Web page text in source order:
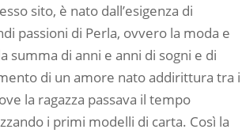
sito, è nato dall’esigenza di
passioni di Perla, ovvero la moda e
summa di anni e anni di sogni e di
di un amore nato addirittura tra i
la ragazza passava il tempo
i primi modelli di carta. Così la